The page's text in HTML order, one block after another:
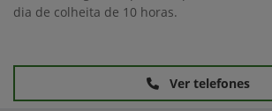
dia de colheita de 10 horas.
Ver telefones